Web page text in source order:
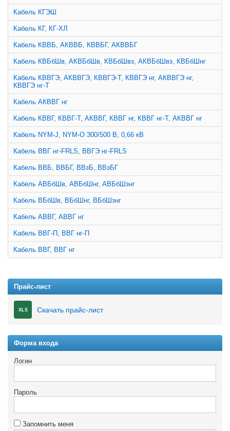
Кабель КГЭШ
Кабель КГ, КГ-ХЛ
Кабель КВВБ, АКВВБ, КВВБГ, АКВВБГ
Кабель КВБбШв, АКВБбШв, КВБбШвз, АКВБбШвз, КВБбШнг
Кабель КВВГЭ, АКВВГЭ, КВВГЭ-Т, КВВГЭ нг, АКВВГЭ нг,
КВВГЭ нг-Т
Кабель АКВВГ нг
Кабель КВВГ, КВВГ-Т, АКВВГ, КВВГ нг, КВВГ нг-Т, АКВВГ нг
Кабель NYM-J, NYM-O 300/500 В, 0,66 кВ
Кабель ВВГ нг-FRLS, ВВГЭ нг-FRLS
Кабель ВВБ, ВВБГ, ВВзБ, ВВзБГ
Кабель АВБбШв, АВБбШнг, АВБбШзнг
Кабель ВБбШв, ВБбШнг, ВБбШзнг
Кабель АВВГ, АВВГ нг
Кабель ВВГ-П, ВВГ нг-П
Кабель ВВГ, ВВГ нг
Прайс-лист
XLS Скачать прайс-лист
Форма входа
Логин
Пароль
Запомнить меня